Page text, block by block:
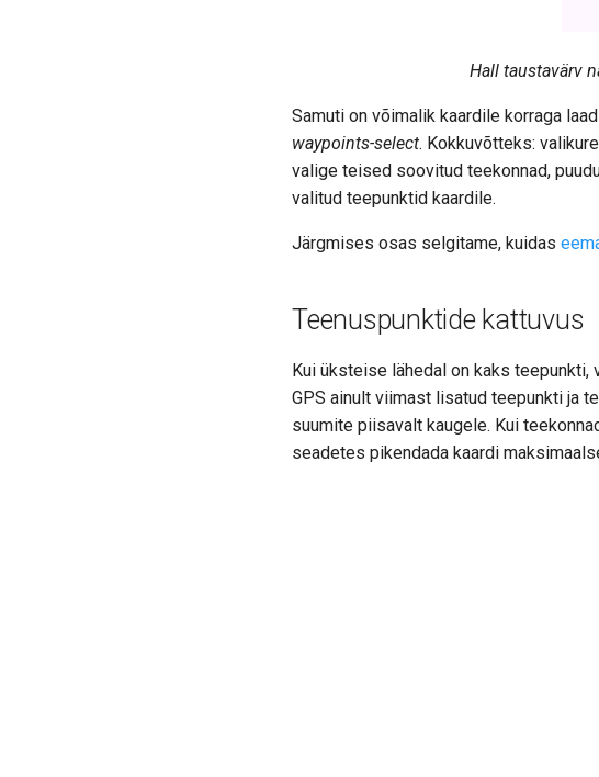
Hall taustavärv
Samuti on võimalik kaardile korraga
waypoints-select. Kokkuvõtteks:
valige teised soovitud teekonnad,
valitud teepunktid kaardile.
Järgmises osas selgitame, kuidas
Teenuspunktide kattuvus
Kui üksteise lähedal on kaks
GPS ainult viimast lisatud teepunkti ja
suumite piisavalt kaugele. Kui
seadetes pikendada kaardi